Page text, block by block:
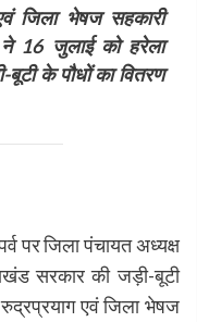
जिला भेषज सहकारी
ने 16 जुलाई को हरेला
के पौधों का वितरण
पर जिला पंचायत अध्यक्ष
सरकार की जड़ी-बूटी
एवं जिला भेषज